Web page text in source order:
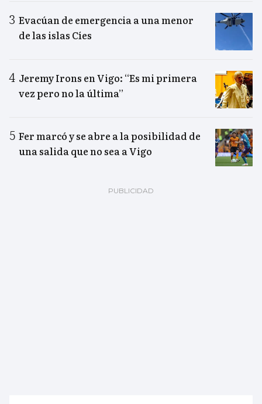
Evacúan de emergencia a una menor
de las islas Cíes
Jeremy Irons en Vigo: “Es mi primera
vez pero no la última”
Fer marcó y se abre a la posibilidad de
una salida que no sea a Vigo